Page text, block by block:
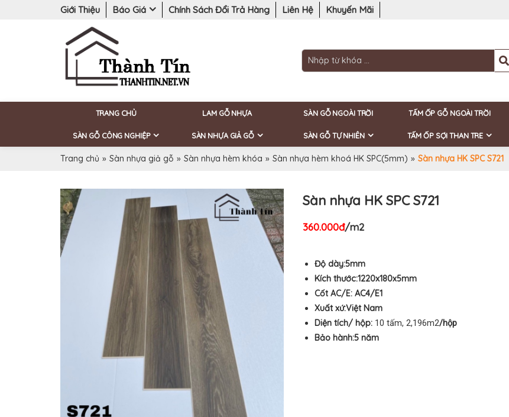
Giới Thiệu Báo Giá Chính Sách Đổi Trả Hàng Liên Hệ Khuyến Mãi
TRANG CHỦ LAM GỖ NHỰA SÀN GỖ NGOÀI TRỜI TẤM ỐP GỖ NGOÀI TRỜI
SÀN GỖ CÔNG NGHIỆP SÀN NHỰA GIẢ GỖ SÀN GỖ TỰ NHIÊN TẤM ỐP SỢI THAN TRE
Trang chủ » Sàn nhựa giả gỗ » Sàn nhựa hèm khóa » Sàn nhựa hèm khoá HK SPC(5mm) » Sàn nhựa HK SPC S721
Sàn nhựa HK SPC S721
360.000đ/m2
Độ dày:5mm
Kích thước:1220x180x5mm
Cốt AC/E:AC4/E1
Xuất xứ:Việt Nam
Diện tích/ hộp: 10 tấm, 2,196m2/hộp
Bảo hành:5năm